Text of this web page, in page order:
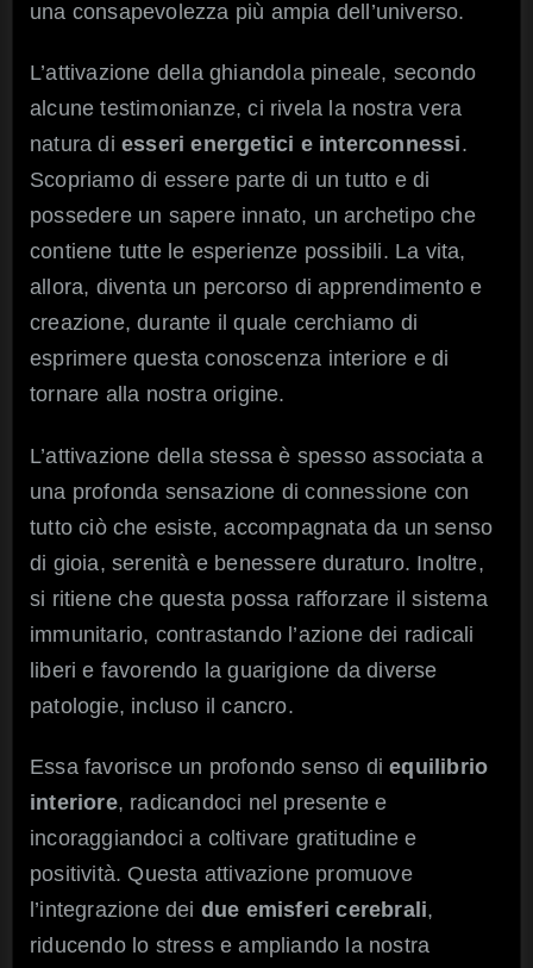
una consapevolezza più ampia dell’universo.
L’attivazione della ghiandola pineale, secondo
alcune testimonianze, ci rivela la nostra vera
natura di esseri energetici e interconnessi.
Scopriamo di essere parte di un tutto e di
possedere un sapere innato, un archetipo che
contiene tutte le esperienze possibili. La vita,
allora, diventa un percorso di apprendimento e
creazione, durante il quale cerchiamo di
esprimere questa conoscenza interiore e di
tornare alla nostra origine.
L’attivazione della stessa è spesso associata a
una profonda sensazione di connessione con
tutto ciò che esiste, accompagnata da un senso
di gioia, serenità e benessere duraturo. Inoltre,
si ritiene che questa possa rafforzare il sistema
immunitario, contrastando l’azione dei radicali
liberi e favorendo la guarigione da diverse
patologie, incluso il cancro.
Essa favorisce un profondo senso diequilibrio
interiore, radicandoci nel presente e
incoraggiandoci a coltivare gratitudine e
positività. Questa attivazione promuove
l’integrazione dei due emisferi cerebrali,
riducendo lo stress e ampliando la nostra